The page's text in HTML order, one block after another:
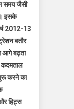
समय जैसी
इसके
2012-13
बतौर
आगे बढ़ता
कदमताल
करने का
हिट्स